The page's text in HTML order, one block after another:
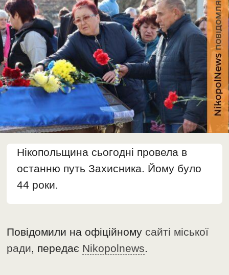
Нікопольщина сьогодні провела в
останню путь Захисника. Йому було
44 роки.
Повідомили на офіційному сайті міської
ради, передає Nikopolnews.